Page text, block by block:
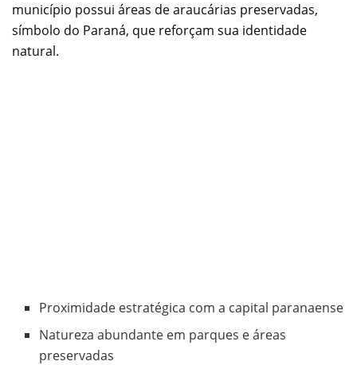
município possui áreas de araucárias preservadas,
símbolo do Paraná, que reforçam sua identidade
natural.
Proximidade estratégica com a capital paranaense
Natureza abundante em parques e áreas
preservadas